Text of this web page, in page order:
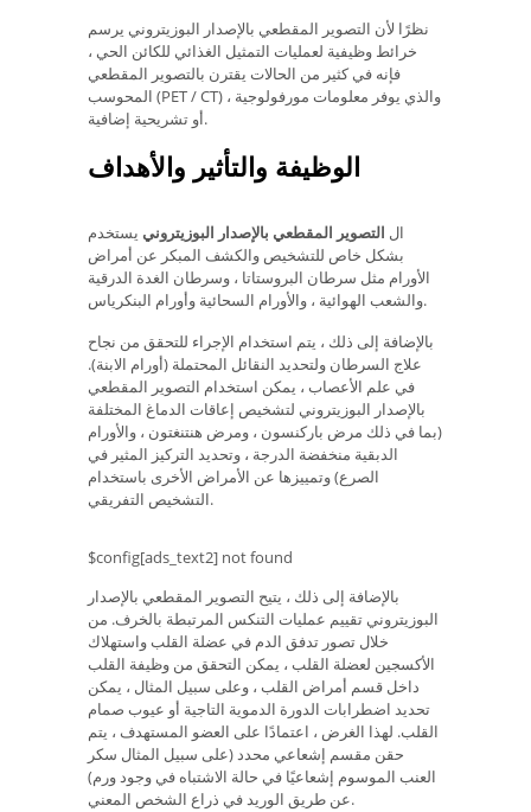
نظرًا لأن التصوير المقطعي بالإصدار البوزيتروني يرسم
خرائط وظيفية لعمليات التمثيل الغذائي للكائن الحي ،
فإنه في كثير من الحالات يقترن بالتصوير المقطعي
المحوسب (PET / CT) ، والذي يوفر معلومات مورفولوجية
أو تشريحية إضافية.
الوظيفة والتأثير والأهداف
ال التصوير المقطعي بالإصدار البوزيتروني يستخدم
بشكل خاص للتشخيص والكشف المبكر عن أمراض
الأورام مثل سرطان البروستاتا ، وسرطان الغدة الدرقية
والشعب الهوائية ، والأورام السحائية وأورام البنكرياس.
بالإضافة إلى ذلك ، يتم استخدام الإجراء للتحقق من نجاح
علاج السرطان ولتحديد النقائل المحتملة (أورام الابنة).
في علم الأعصاب ، يمكن استخدام التصوير المقطعي
بالإصدار البوزيتروني لتشخيص إعاقات الدماغ المختلفة
(بما في ذلك مرض باركنسون ، ومرض هنتنغتون ، والأورام
الدبقية منخفضة الدرجة ، وتحديد التركيز المثير في
الصرع) وتمييزها عن الأمراض الأخرى باستخدام
التشخيص التفريقي.
$config[ads_text2] not found
بالإضافة إلى ذلك ، يتيح التصوير المقطعي بالإصدار
البوزيتروني تقييم عمليات التنكس المرتبطة بالخرف. من
خلال تصور تدفق الدم في عضلة القلب واستهلاك
الأكسجين لعضلة القلب ، يمكن التحقق من وظيفة القلب
داخل قسم أمراض القلب ، وعلى سبيل المثال ، يمكن
تحديد اضطرابات الدورة الدموية التاجية أو عيوب صمام
القلب. لهذا الغرض ، اعتمادًا على العضو المستهدف ، يتم
حقن مقسم إشعاعي محدد (على سبيل المثال سكر
العنب الموسوم إشعاعيًا في حالة الاشتباه في وجود ورم)
عن طريق الوريد في ذراع الشخص المعني.